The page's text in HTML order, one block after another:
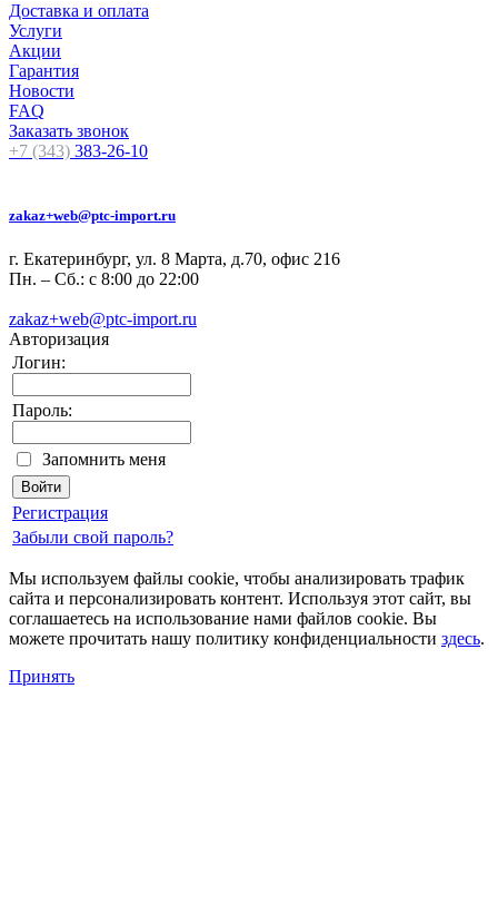
Доставка и оплата
Услуги
Акции
Гарантия
Новости
FAQ
Заказать звонок
+7 (343) 383-26-10
zakaz+web@ptc-import.ru
г. Екатеринбург, ул. 8 Марта, д.70, офис 216
Пн. – Сб.: с 8:00 до 22:00
zakaz+web@ptc-import.ru
Авторизация
Логин:
Пароль:
Запомнить меня
Регистрация
Забыли свой пароль?
Мы используем файлы cookie, чтобы анализировать трафик
сайта и персонализировать контент. Используя этот сайт, вы
соглашаетесь на использование нами файлов cookie. Вы
можете прочитать нашу политику конфиденциальности здесь.
Принять